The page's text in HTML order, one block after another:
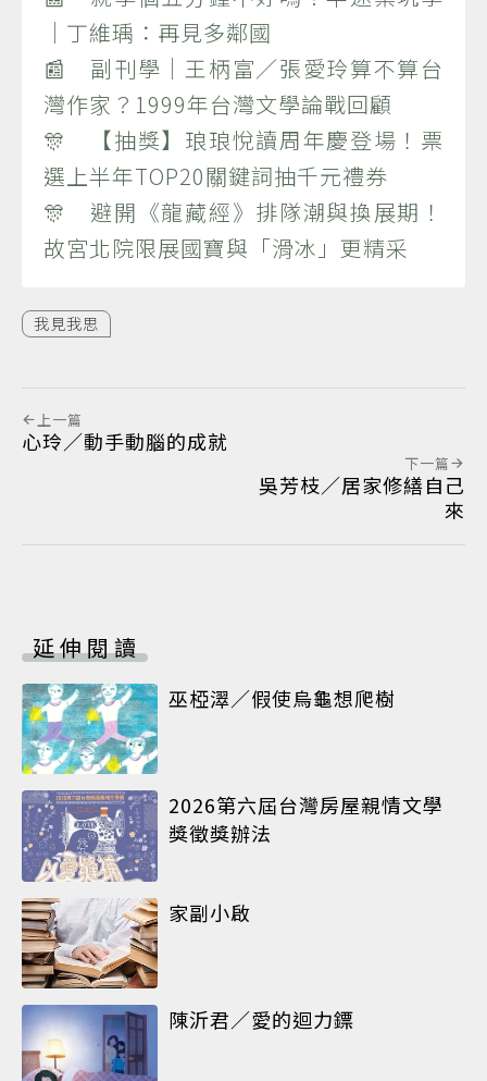
｜丁維瑀：再見多鄰國
📰 副刊學｜王柄富／張愛玲算不算台
灣作家？1999年台灣文學論戰回顧
🎊 【抽獎】琅琅悅讀周年慶登場！票
選上半年TOP20關鍵詞抽千元禮券
🎊 避開《龍藏經》排隊潮與換展期！
故宮北院限展國寶與「滑冰」更精采
我見我思
上一篇
心玲／動手動腦的成就
下一篇
吳芳枝／居家修繕自己
來
延伸閱讀
巫椏濢／假使烏龜想爬樹
2026第六屆台灣房屋親情文學
獎徵獎辦法
家副小啟
陳沂君／愛的迴力鏢